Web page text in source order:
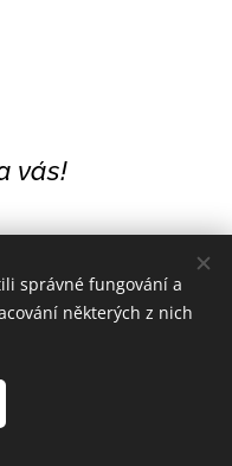
vás!
správné fungování a
některých z nich